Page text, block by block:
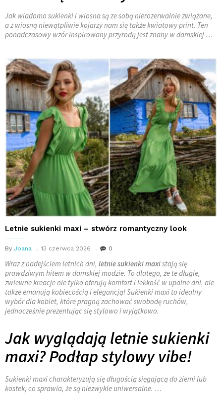
Jak wiadomo sukienki i wiosna są ze sobą nierozerwalnie związane,
a z wiosną niewątpliwie kojarzy nam się także kwiatowy print. Ten
ponadczasowy wzór inspirowany przyrodą jest znany w damskiej …
Letnie sukienki maxi – stwórz romantyczny look
By Joana 13 czerwca 2026 0
Wraz z nadejściem letnich dni, letnie sukienki maxistają się
prawdziwym hitem w damskiej modzie. To dlatego, że te długie,
zwiewne kreacje nie tylko oferują komfort i lekkość w upalne dni, ale
także emanują kobiecością i elegancją! Sukienki maxi to idealny
wybór dla kobiet, które pragną zachować swobodę ruchów,
jednocześnie prezentując się stylowo i wyjątkowo.
Jak wyglądają letnie sukienki
maxi? Podłap stylowy vibe!
Sukienki maxi charakteryzują się długością sięgającą do ziemi lub
kostek, co sprawia, że są niezwykle uniwersalne. …